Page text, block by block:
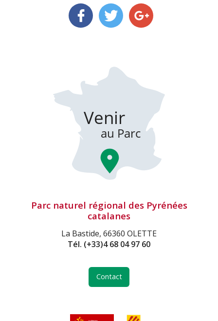
Parc naturel régional des Pyrénées
catalanes
La Bastide, 66360 OLETTE
Tél. (+33)4 68 04 97 60
Contact